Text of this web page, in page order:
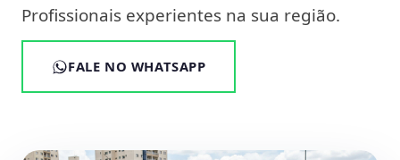
Profissionais experientes na sua região.
FALE NO WHATSAPP